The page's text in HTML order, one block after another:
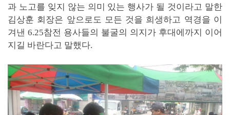
과 노고를 잊지 않는 의미 있는 행사가 될 것이라고 말한
김상훈 회장은 앞으로도 모든 것을 희생하고 역경을 이
겨낸 6.25참전 용사들의 불굴의 의지가 후대에까지 이어
지길 바란다고 말했다.